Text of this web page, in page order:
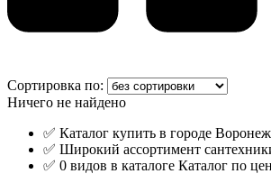
Сортировка по:
Ничего не найдено
✅ Каталог купить в городе
✅ Широкий ассортимент
✅ 0 видов в каталоге Каталог по